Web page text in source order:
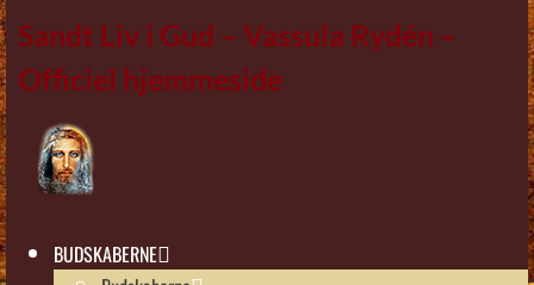
Sandt Liv i Gud – Vassula Rydén –
Officiel hjemmeside
BUDSKABERNE